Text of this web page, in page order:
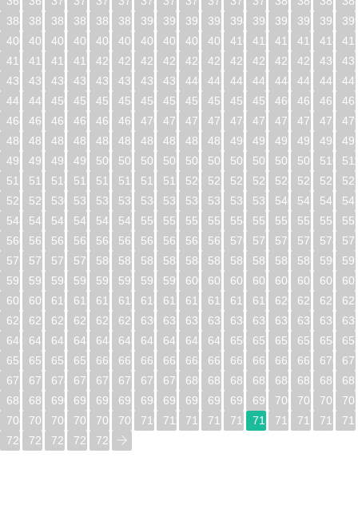
384
385 386 387 388 389 390 391 392 393 394 395 396 397 398
400
401 402 403 404 405 406 407 408 409 410 411 412 413 414
416
417 418 419 420 421 422 423 424 425 426 427 428 429 430
432
433 434 435 436 437 438 439 440 441 442 443 444 445 446
448
449 450 451 452 453 454 455 456 457 458 459 460 461 462
464
465 466 467 468 469 470 471 472 473 474 475 476 477 478
480
481 482 483 484 485 486 487 488 489 490 491 492 493 494
496
497 498 499 500 501 502 503 504 505 506 507 508 509 510
512
513 514 515 516 517 518 519 520 521 522 523 524 525 526
528
529 530 531 532 533 534 535 536 537 538 539 540 541 542
544
545 546 547 548 549 550 551 552 553 554 555 556 557 558
560
561 562 563 564 565 566 567 568 569 570 571 572 573 574
576
577 578 579 580 581 582 583 584 585 586 587 588 589 590
592
593 594 595 596 597 598 599 600 601 602 603 604 605 606
608
609 610 611 612 613 614 615 616 617 618 619 620 621 622
624
625 626 627 628 629 630 631 632 633 634 635 636 637 638
640
641 642 643 644 645 646 647 648 649 650 651 652 653 654
656
657 658 659 660 661 662 663 664 665 666 667 668 669 670
672
673 674 675 676 677 678 679 680 681 682 683 684 685 686
688
689 690 691 692 693 694 695 696 697 698 699 700 701 702
704
705 706 707 708 709 710 711 712 713 714 715 716 717 718
720
721 722 723 724